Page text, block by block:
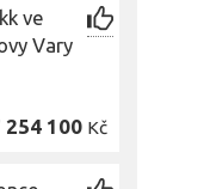
ve
Vary
254 100 Kč